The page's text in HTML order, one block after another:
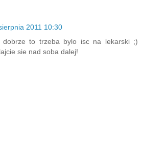
2011 10:30
dobrze to trzeba bylo isc na lekarski ;)
sie nad soba dalej!